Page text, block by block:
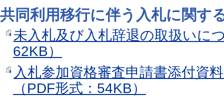
共同利用移行に伴う入札に関す
未入札及び入札辞退の取扱いに
62KB）
入札参加資格審査申請書添付資
（PDF形式：54KB）